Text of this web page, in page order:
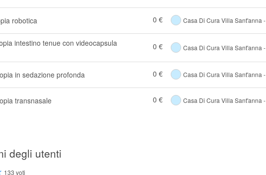
robotica 0 € Casa Di Cura Villa Sant'anna -
intestino tenue con videocapsula
0 € Casa Di Cura Villa Sant'anna -
in sedazione profonda 0 € Casa Di Cura Villa Sant'anna -
transnasale 0 € Casa Di Cura Villa Sant'anna -
degli utenti
133 voti